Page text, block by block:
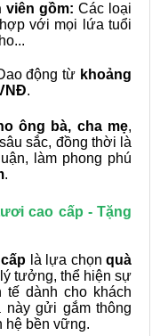
viên gồm: Các loại
với mọi lứa tuổi
động từ khoảng
.
ông bà, cha mẹ,
sắc, đồng thời là
làm phong phú
.
cao cấp - Tặng
là lựa chọnquà
lý tưởng, thể hiện sự
tế dành cho khách
này gửi gắm thông
hệ bền vững.